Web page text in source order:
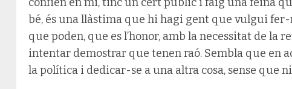
bé, és una llàstima que hi hagi gent que vulgui fer-
que poden, que es l’honor, amb la necessitat de la
intentar demostrar que tenen raó. Sembla que en
la política i dedicar-se a una altra cosa, sense que